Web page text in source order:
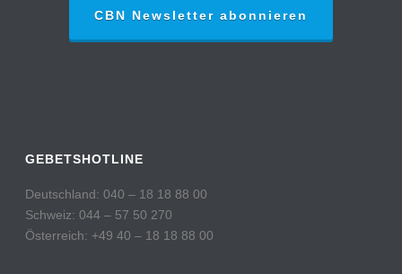
CBN Newsletter abonnieren
GEBETSHOTLINE
Deutschland: 040 – 18 18 88 00
Schweiz: 044 – 57 50 270
Österreich: +49 40 – 18 18 88 00